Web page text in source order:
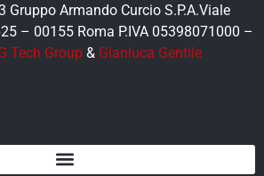
Gruppo Armando Curcio S.P.A.Viale
– 00155 Roma P.IVA 05398071000 –
Tech Group & Gianluca Gentile